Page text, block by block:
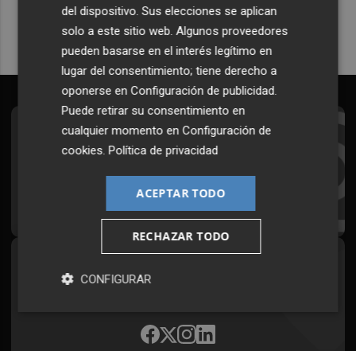
Suscríbete al Boletín
¡Quiero suscribirme!
Síguenos en redes
del dispositivo. Sus elecciones se aplican
solo a este sitio web. Algunos proveedores
pueden basarse en el interés legítimo en
lugar del consentimiento; tiene derecho a
oponerse enConfiguración de publicidad.
Puede retirar su consentimiento en
cualquier momento enConfiguración de
cookies.Política de privacidad
ACEPTAR TODO
RECHAZAR TODO
CONFIGURAR